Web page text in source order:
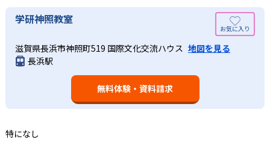
生徒それぞれに最適化された学習計画を設計
学研教室の個別指導では、生徒一人ひとりの学力／適性を
しっかり把握した上で学習の出発点を定め、生徒に最適化
された学習計画を設計する。また、生徒それぞれに最適な
教材を提供すると共に、適切なアドバイスも実施。少しず
つレベルアップするスモールステップの教材となっている
ので、つまずくことなく、無理なく無駄なく学習ができ
している。
に向いている。
算数（数学）と国語の基礎力を上げたい人向け
学研教室では、算数（数学）と国語を全ての教科の基礎に
なるものと考え、その指導を重視している。算数（数学）
では筋道を立てて考える力の育成を、国語では全ての学力
の土台となる「読む力」「書く力」の育成に力を入れてい
る。また、この2教科を切り離さず、くり返し学習と毎日の
語の基礎力を上げたい人に向いている。
学研教室の合格実績は、公式サイトでは公開されていな
い。
学研神照教室
滋賀県長浜市神照町519 国際文化交流ハウス 地図を見る
長浜駅
無料体験・資料請求
特になし